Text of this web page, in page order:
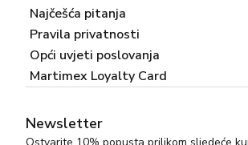
Najčešća pitanja
Pravila privatnosti
Opći uvjeti poslovanja
Martimex Loyalty Card
Newsletter